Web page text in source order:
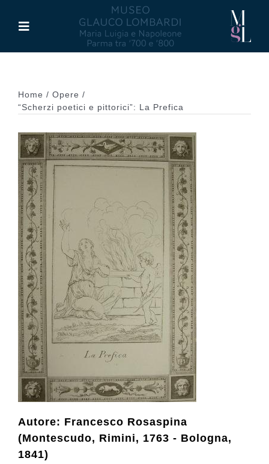
contenuto
Toggle
Maria Luigia d’Asburgo
Glauco Lombardi
Palazzo di Riserva
Attività
Pubblicazioni
Collezione
Contatti e biglietti
Accessibilità
Dona
Home
Opere
“Scherzi poetici e pittorici”: La Prefica
Autore: Francesco Rosaspina
(Montescudo, Rimini, 1763 - Bologna,
1841)